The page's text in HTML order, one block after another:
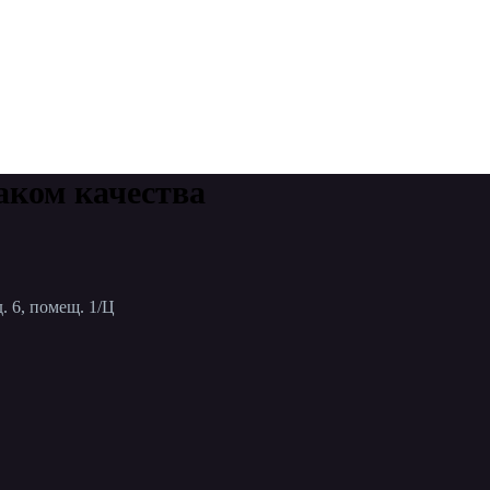
качества
6, помещ. 1/Ц